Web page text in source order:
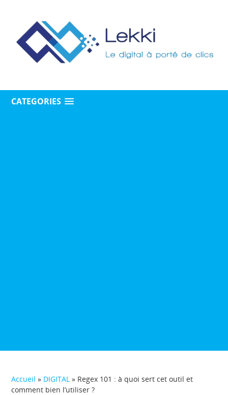
CATEGORIES
Accueil » DIGITAL » Regex 101 : à quoi sert cet outil et
comment bien l’utiliser ?